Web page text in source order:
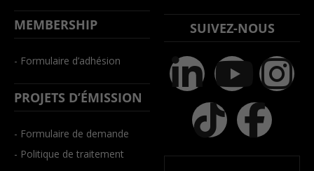
MEMBERSHIP
- Formulaire d’adhésion
PROJETS D’ÉMISSION
- Formulaire de demande
- Politique de traitement
SUIVEZ-NOUS